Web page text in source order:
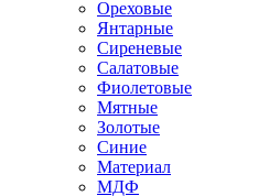
Ореховые
Янтарные
Сиреневые
Салатовые
Фиолетовые
Мятные
Золотые
Синие
Материал
МДФ